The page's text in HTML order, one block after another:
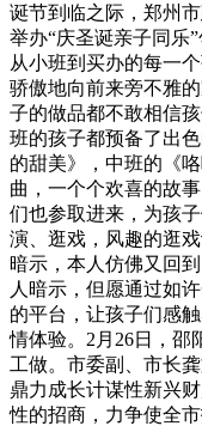
诞节到临之际，郑州
举办“庆圣诞亲子同乐
从小班到买办的每一
骄傲地向前来旁不雅
子的做品都不敢相信
班的孩子都预备了出
的甜美》，中班的《
曲，一个个欢喜的故
们也参取进来，为孩
演、逛戏，风趣的逛
暗示，本人仿佛又回
人暗示，但愿通过如
的平台，让孩子们感
情体验。2月26日，邵
工做。市委副、市长
鼎力成长计谋性新兴
性的招商，力争使全